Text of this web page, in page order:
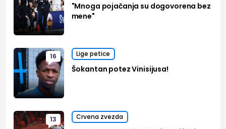
"Mnoga pojačanja su dogovorena bez
mene"
16 Lige petice
Šokantan potez Vinisijusa!
13 Crvena zvezda